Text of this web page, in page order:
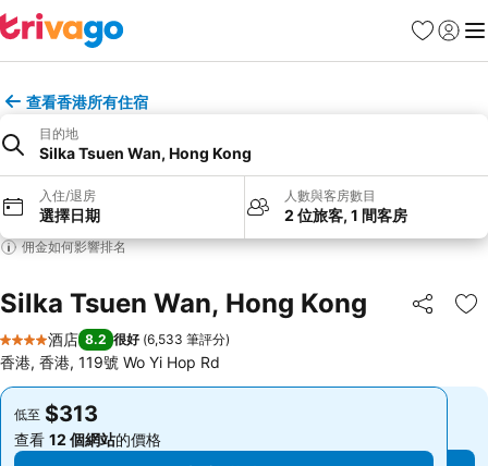
收藏夾
登入 選
查看香港所有住宿
目的地
Silka Tsuen Wan, Hong Kong
入住/退房
選擇日期
人數與客房數目
2 位旅客, 1 間客房
佣金如何影響排名
Silka Tsuen Wan, Hong Kong 分享
放
4 星級
酒店 8.2 很好 (6,533 筆評分)
香港, 香港, 119號 Wo Yi Hop Rd
低至 $313
查看 12 個網站的價格
低至 $313
查看 12 個網站的價格